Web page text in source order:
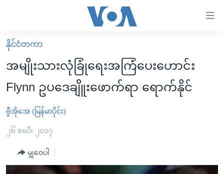
လွယ်ကူ
စေ
သည့်
Link
များ
ပင်မ
မူလစာမျက်နှာ
မြန်မာ
ကမ္ဘာ့သတင်းများ
နိုင်ငံတကာ
အစ္စရေး-ပါလက်စတိုင်း
ဗွီဒီယို
သတင်းလွတ်လပ်ခွင့်
အင်္ဂလိပ်စာလေ့လာမယ်
နိုင်ငံတကာ
အမျိုးသားလုံခြုံရေးအကြံပေးဟောင်း
Flynn ဥပဒေချိူးဖောက်ရာ ရောက်နိုင်
ဗွီအိုအေ (မြန်မာပိုင်း)
၂၆ ဧၿပီ၊ ၂၀၁၇
မျှဝေပါ